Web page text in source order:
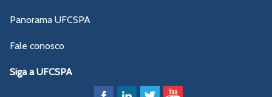
Panorama UFCSPA
Fale conosco
Siga a UFCSPA